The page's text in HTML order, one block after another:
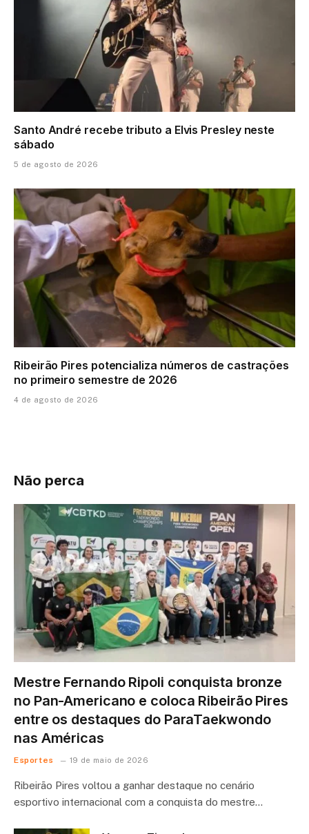
Santo André recebe tributo a Elvis Presley neste
sábado
5 de agosto de 2026
Ribeirão Pires potencializa números de castrações
no primeiro semestre de 2026
4 de agosto de 2026
Não perca
Mestre Fernando Ripoli conquista bronze
no Pan-Americano e coloca Ribeirão Pires
entre os destaques do ParaTaekwondo
nas Américas
Esportes 19 de maio de 2026
Ribeirão Pires voltou a ganhar destaque no cenário
esportivo internacional com a conquista do mestre…